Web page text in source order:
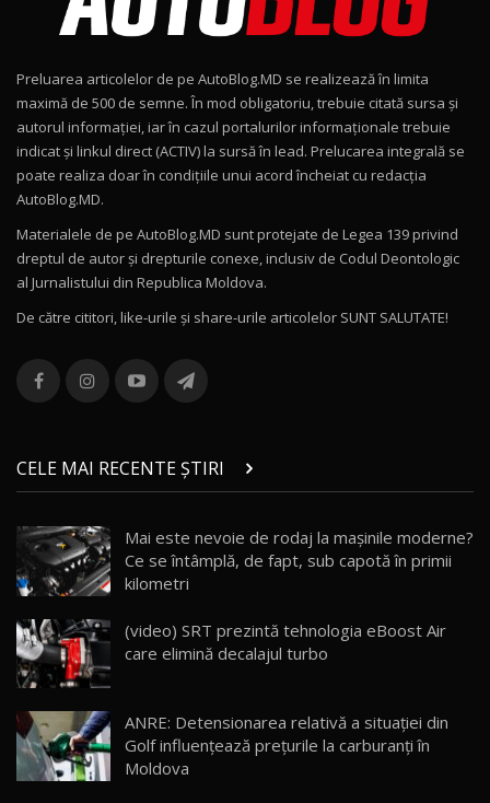
Noul Geely EX2 / Test Drive AutoBlog.MD
15:22
Mercedes-AMG E 53 HYBRID 4MATIC+ / Test
Drive AutoBlog.MD
16:27
11
Noul Volvo ES90 / Test Drive AutoBlog.MD
12
Noul MG HS / Test Drive AutoBlog.MD
16:48
13
combină aventura cu luxul / AutoBlog.MD
36:08
chinez care face lumea să se întoarcă după el
/ AutoBlog.MD
17:27
15 14:37
16
AutoBlogMD
13:10
17 20:06
Preluarea articolelor de pe AutoBlog.MD se realizează în limita
maximă de 500 de semne. În mod obligatoriu, trebuie citată sursa și
autorul informației, iar în cazul portalurilor informaționale trebuie
indicat și linkul direct (ACTIV) la sursă în lead. Prelucarea integrală se
poate realiza doar în condițiile unui acord încheiat cu redacţia
AutoBlog.MD.
Materialele de pe AutoBlog.MD sunt protejate de Legea 139 privind
dreptul de autor și drepturile conexe, inclusiv de Codul Deontologic
al Jurnalistului din Republica Moldova.
De către cititori, like-urile şi share-urile articolelor SUNT SALUTATE!
CELE MAI RECENTE ȘTIRI
Mai este nevoie de rodaj la mașinile moderne?
Ce se întâmplă, de fapt, sub capotă în primii
kilometri
(video) SRT prezintă tehnologia eBoost Air
care elimină decalajul turbo
ANRE: Detensionarea relativă a situației din
Golf influențează prețurile la carburanți în
Moldova